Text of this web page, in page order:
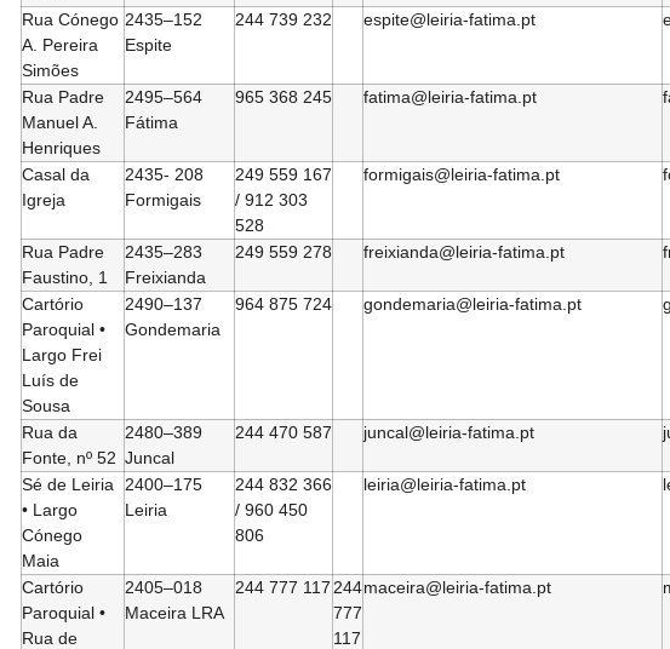
Rua Cónego
A. Pereira
Simões
2435–152
Espite
244 739 232 espite@leiria-fatima.pt
Rua Padre
Manuel A.
Henriques
2495–564
Fátima
965 368 245 fatima@leiria-fatima.pt
Casal da
Igreja
2435- 208
Formigais
249 559 167
/ 912 303
528
formigais@leiria-fatima.pt
Rua Padre
Faustino, 1
2435–283
Freixianda
249 559 278 freixianda@leiria-fatima.pt
Cartório
Paroquial •
Largo Frei
Luís de
Sousa
2490–137
Gondemaria
964 875 724 gondemaria@leiria-fatima.pt
Rua da
Fonte, nº 52
2480–389
Juncal
244 470 587 juncal@leiria-fatima.pt
Sé de Leiria
• Largo
Cónego
Maia
2400–175
Leiria
244 832 366
/ 960 450
806
leiria@leiria-fatima.pt
Cartório
Paroquial •
Rua de
2405–018
Maceira LRA
244 777 117 244
777
117
maceira@leiria-fatima.pt